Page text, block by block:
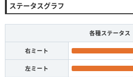
ステータスグラフ
各種ステータス
右ミート
左ミート